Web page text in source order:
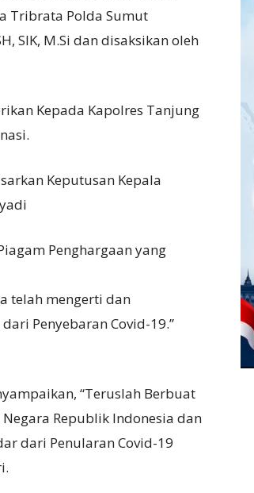
Tribrata Polda Sumut
SIK, M.Si dan disaksikan oleh
Kepada Kapolres Tanjung
Keputusan Kepala
Penghargaan yang
telah mengerti dan
Penyebaran Covid-19.”
“Teruslah Berbuat
Republik Indonesia dan
dari Penularan Covid-19